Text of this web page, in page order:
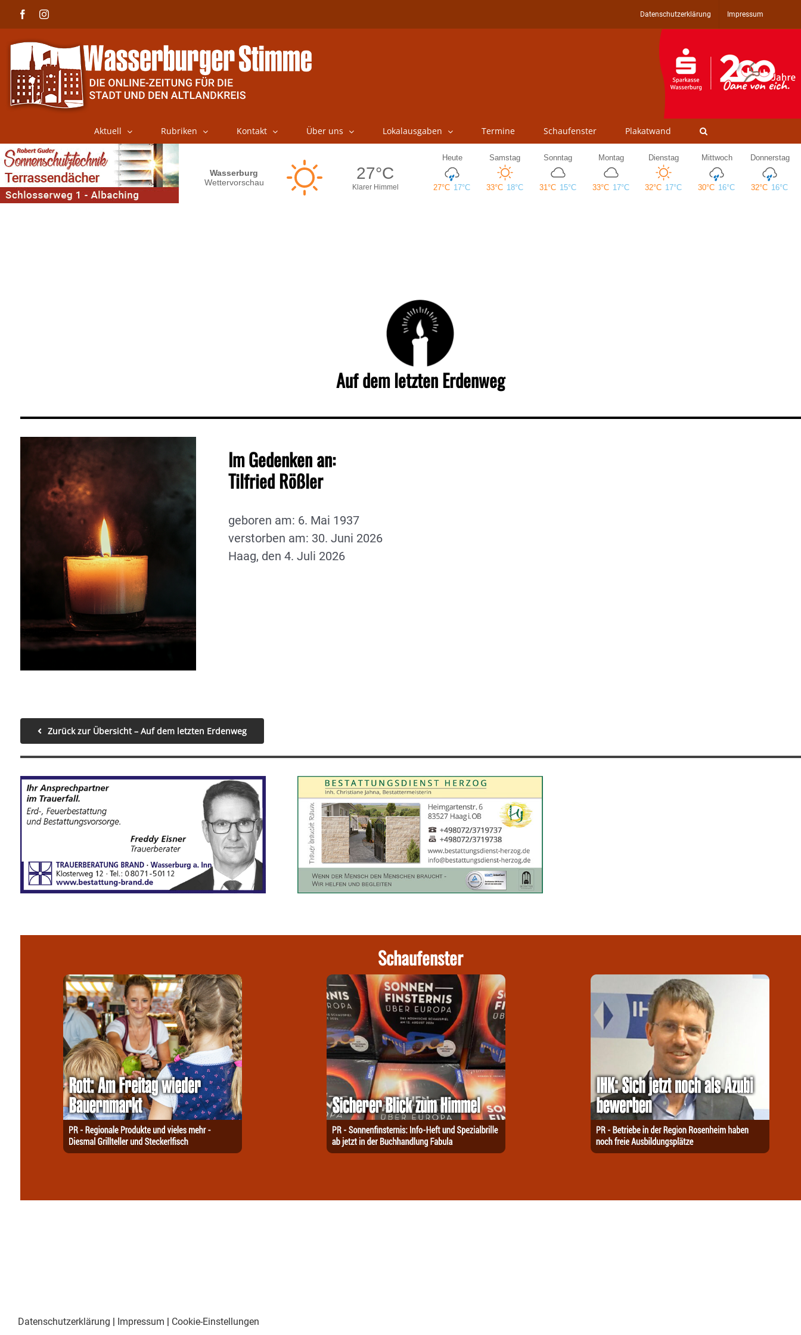
FacebookInstagram Datenschutzerklärung Impressum
Aktuell Rubriken Kontakt Über uns Lokalausgaben Termine Schaufenster Plakatwand
Auf dem letzten Erdenweg
Im Gedenken an:
Tilfried Rößler
geboren am: 6. Mai 1937
verstorben am: 30. Juni 2026
Haag, den 4. Juli 2026
Zurück zur Übersicht – Auf dem letzten Erdenweg
Schaufenster
Datenschutzerklärung | Impressum | Cookie-Einstellungen